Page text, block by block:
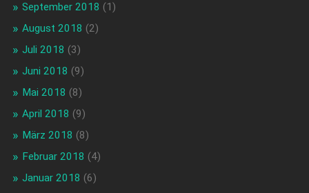
September 2018 (1)
August 2018 (2)
Juli 2018 (3)
Juni 2018 (9)
Mai 2018 (8)
April 2018 (9)
März 2018 (8)
Februar 2018 (4)
Januar 2018 (6)